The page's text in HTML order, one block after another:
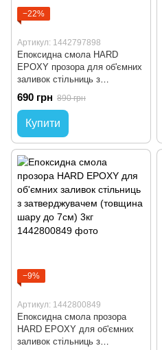
−22%
Артикул: 1442797898
Епоксидна смола HARD
EPOXY прозора для об'ємних
заливок стільниць з
затверджувачем (товщина
шару до 7см) 1кг
690 грн 890 грн
Купити
−9%
Артикул: 1442800849
Епоксидна смола прозора
HARD EPOXY для об'ємних
заливок стільниць з